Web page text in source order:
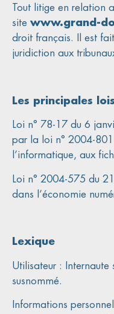
Tout litige en relation
site www.grand-
droit français. Il est
juridiction aux
Les principales
Loi n° 78-17 du 6
par la loi n° 2004-
l’informatique, aux
Loi n° 2004-575 du
dans l’économie
Lexique
Utilisateur :
susnommé.
Informations